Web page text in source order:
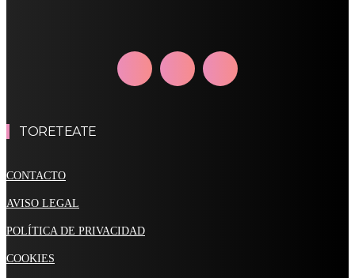
TORETEATE
CONTACTO
AVISO LEGAL
POLÍTICA DE PRIVACIDAD
COOKIES